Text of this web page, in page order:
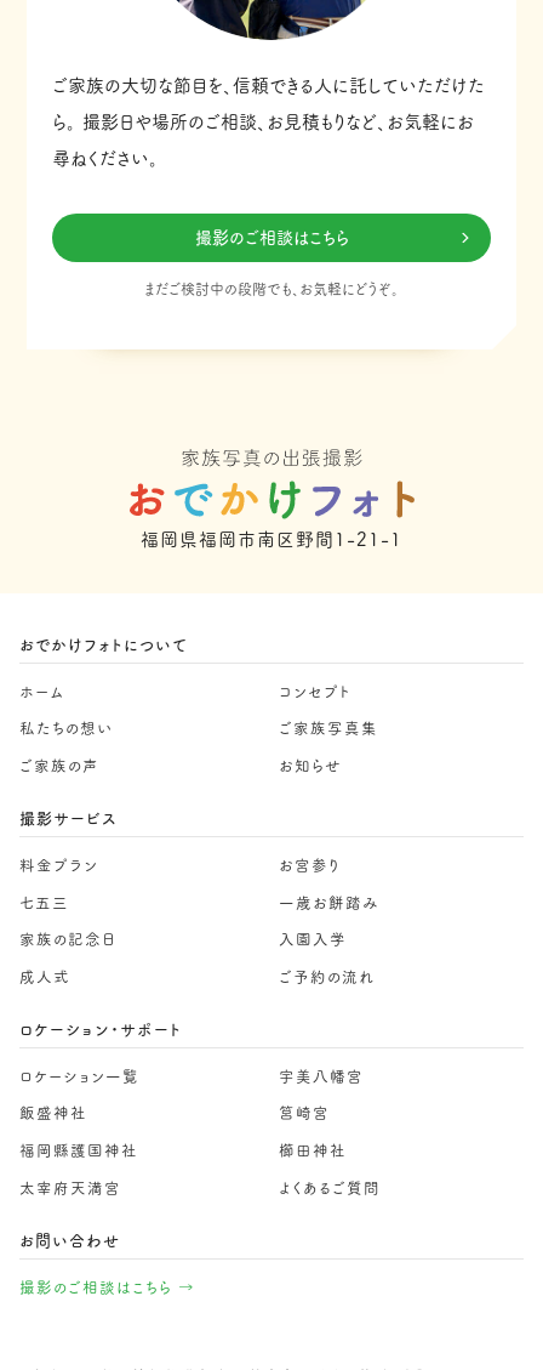
ご家族の大切な節目を、信頼できる人に託していただけた
ら。
撮影日や場所のご相談、お見積もりなど、お気軽にお
尋ねください。
撮影のご相談はこちら
まだご検討中の段階でも、お気軽にどうぞ。
福岡県福岡市南区野間1-21-1
おでかけフォトについて
ホーム コンセプト
私たちの想い ご家族写真集
ご家族の声 お知らせ
撮影サービス
料金プラン お宮参り
七五三 一歳お餅踏み
家族の記念日 入園入学
成人式 ご予約の流れ
ロケーション・サポート
ロケーション一覧 宇美八幡宮
飯盛神社 筥崎宮
福岡縣護国神社 櫛田神社
太宰府天満宮 よくあるご質問
お問い合わせ
撮影のご相談はこちら →